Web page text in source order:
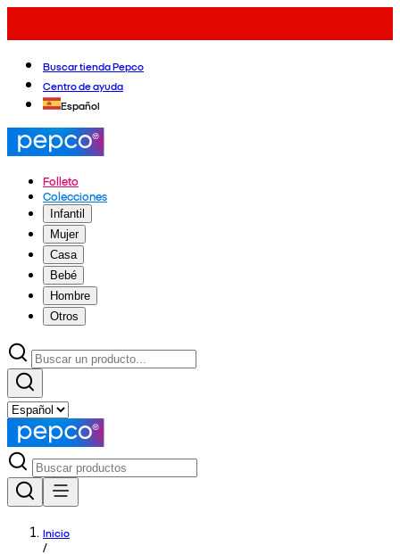
Buscar tienda Pepco
Centro de ayuda
Español
Folleto
Colecciones
Infantil
Mujer
Casa
Bebé
Hombre
Otros
Inicio
/